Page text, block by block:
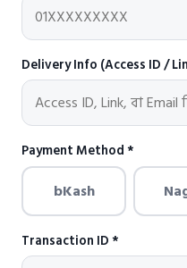
Delivery Info (Access ID /
Payment Method *
bKash
Transaction ID *